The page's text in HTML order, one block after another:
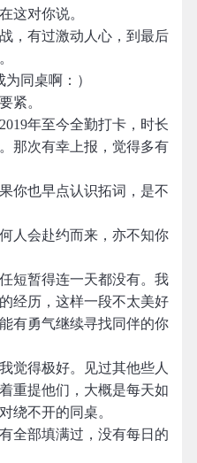
这对你说。
，有过激动人心，到最后
同桌啊：）
紧。
年至今全勤打卡，时长
那次有幸上报，觉得多有
你也早点认识拓词，是不
人会赴约而来，亦不知你
短暂得连一天都没有。我
经历，这样一段不太美好
有勇气继续寻找同伴的你
觉得极好。见过其他些人
重提他们，大概是每天如
绕不开的同桌。
全部填满过，没有每日的